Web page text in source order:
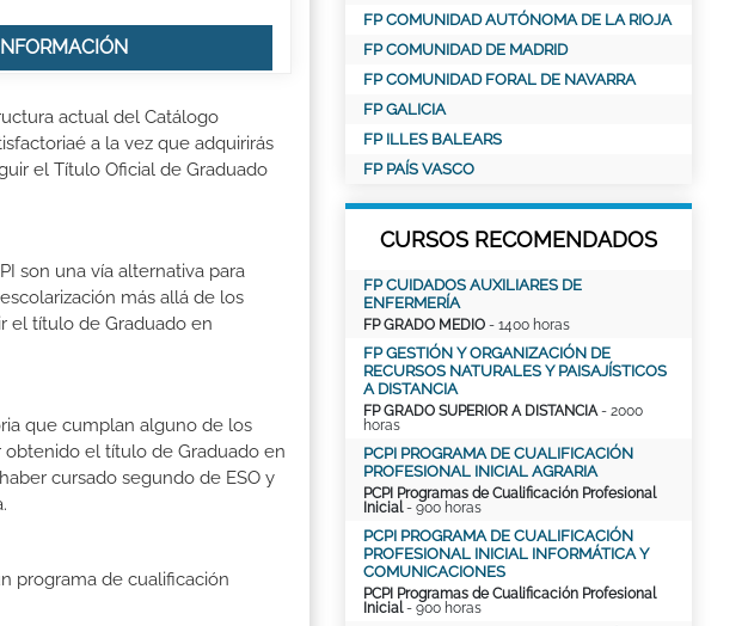
actual del Catálogo
a la vez que adquirirás
el Título Oficial de Graduado
son una vía alternativa para
más allá de los
el título de Graduado en
que cumplan alguno de los
obtenido el título de Graduado en
cursado segundo de ESO y
programa de cualificación
FP COMUNIDAD AUTÓNOMA DE LA RIOJA
FP COMUNIDAD DE MADRID
FP COMUNIDAD FORAL DE NAVARRA
FP GALICIA
FP ILLES BALEARS
FP PAÍS VASCO
CURSOS RECOMENDADOS
FP CUIDADOS AUXILIARES DE
ENFERMERÍA
FP GRADO MEDIO - 1400 horas
FP GESTIÓN Y ORGANIZACIÓN DE
RECURSOS NATURALES Y PAISAJÍSTICOS
A DISTANCIA
FP GRADO SUPERIOR A DISTANCIA- 2000
horas
PCPI PROGRAMA DE CUALIFICACIÓN
PROFESIONAL INICIAL AGRARIA
PCPI Programas de Cualificación Profesional
Inicial- 900 horas
PCPI PROGRAMA DE CUALIFICACIÓN
PROFESIONAL INICIAL INFORMÁTICA Y
COMUNICACIONES
PCPI Programas de Cualificación Profesional
Inicial- 900 horas